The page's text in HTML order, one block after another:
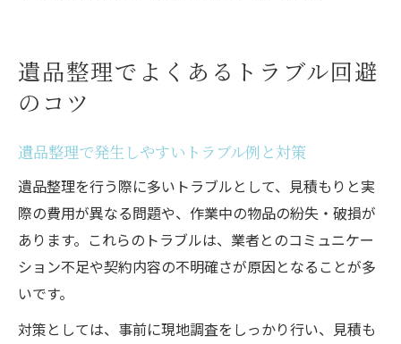
遺品整理でよくあるトラブル回避
のコツ
遺品整理で発生しやすいトラブル例と対策
遺品整理を行う際に多いトラブルとして、見積もりと実
際の費用が異なる問題や、作業中の物品の紛失・破損が
あります。これらのトラブルは、業者とのコミュニケー
ション不足や契約内容の不明確さが原因となることが多
いです。
対策としては、事前に現地調査をしっかり行い、見積も